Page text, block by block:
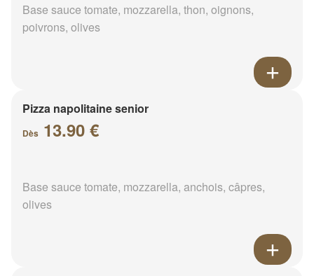
Base sauce tomate, mozzarella, thon, oignons,
poivrons, olives
Pizza napolitaine senior
Dès 13.90 €
Base sauce tomate, mozzarella, anchois, câpres,
olives